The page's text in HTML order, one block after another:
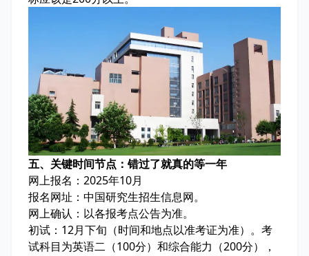
五、关键时间节点：错过了就真的等一年
网上报名：2025年10月
报名网址：中国研究生招生信息网。
网上确认：以各报考点公告为准。
初试：12月下旬（时间和地点以准考证为准）。考
试科目为英语二（100分）和综合能力（200分），